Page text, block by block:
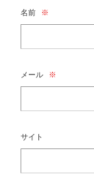
名前 ※
メール ※
サイト